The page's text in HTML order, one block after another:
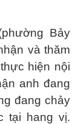
Bảy
và thăm
hiện nội
anh đang
đang chảy
tại hang vị.